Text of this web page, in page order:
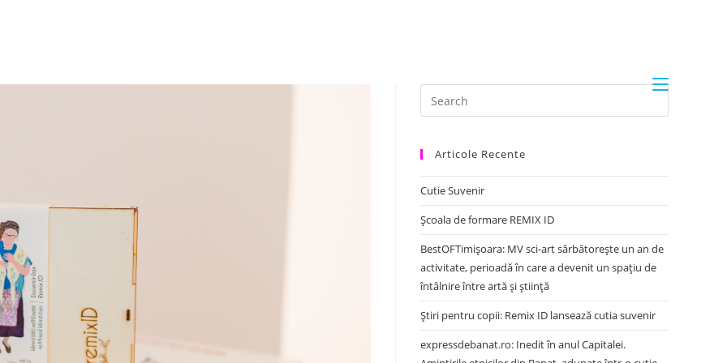
Articole Recente
Cutie Suvenir
Școala de formare REMIX ID
BestOFTimișoara: MV sci-art sărbătorește un an de
activitate, perioadă în care a devenit un spațiu de
întâlnire între artă și știință
Știri pentru copii: Remix ID lansează cutia suvenir
expressdebanat.ro: Inedit în anul Capitalei.